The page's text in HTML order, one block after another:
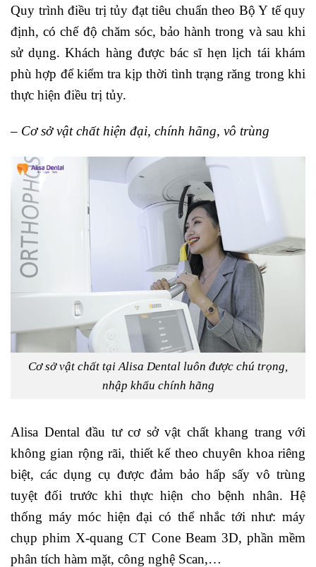
Quy trình điều trị tủy đạt tiêu chuẩn theo Bộ Y tế quy
định, có chế độ chăm sóc, bảo hành trong và sau khi
sử dụng. Khách hàng được bác sĩ hẹn lịch tái khám
phù hợp để kiểm tra kịp thời tình trạng răng trong khi
thực hiện điều trị tủy.
– Cơ sở vật chất hiện đại, chính hãng, vô trùng
Cơ sở vật chất tại Alisa Dental luôn được chú trọng,
nhập khẩu chính hãng
Alisa Dental đầu tư cơ sở vật chất khang trang với
không gian rộng rãi, thiết kế theo chuyên khoa riêng
biệt, các dụng cụ được đảm bảo hấp sấy vô trùng
tuyệt đối trước khi thực hiện cho bệnh nhân. Hệ
thống máy móc hiện đại có thể nhắc tới như: máy
chụp phim X-quang CT Cone Beam 3D, phần mềm
phân tích hàm mặt, công nghệ Scan,…